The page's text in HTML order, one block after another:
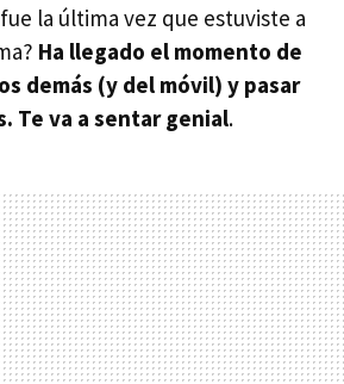
la última vez que estuviste a
Ha llegado el momento de
demás (y del móvil) y pasar
Te va a sentar genial.